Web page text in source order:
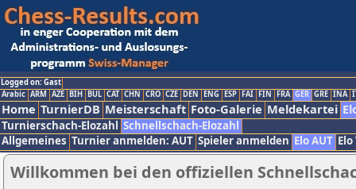
Logged on: Gast
Arabic ARM AZE BIH BUL CAT CHN CRO CZE DEN ENG ESP FAI FIN FRA GER GRE INA
Home TurnierDB Meisterschaft Foto-Galerie Meldekartei
Turnierschach-Elozahl Schnellschach-Elozahl
Allgemeines Turnier anmelden: AUT Spieler anmelden Elo AUT
Willkommen bei den offiziellen